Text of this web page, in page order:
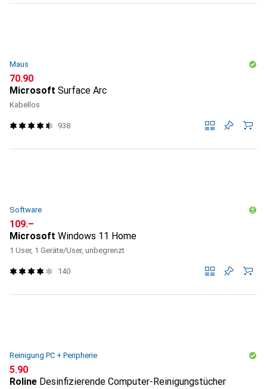
Maus
CHF
70.90
Microsoft Surface Arc
Kabellos
938
Software
CHF
109.–
Microsoft Windows 11 Home
1 User, 1 Geräte/User, unbegrenzt
140
Reinigung PC + Peripherie
CHF
5.90
Roline Desinfizierende Computer-Reinigungstücher